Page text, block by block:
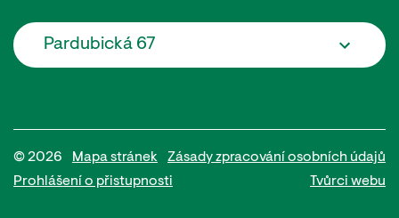
Pardubická 67
© 2026 Mapa stránek
Zásady zpracování osobních údajů
Prohlášení o přistupnosti
Tvůrci webu